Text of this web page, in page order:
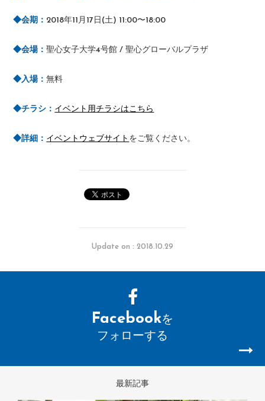
◆会期： 2018年11月17日(土) 11:00〜18:00
◆会場：聖心女子大学4号館 / 聖心グローバルプラザ
◆入場：無料
◆チラシ： イベント用チラシはこちら
◆詳細： イベントウェブサイト をご覧ください。
Update on : 2018.10.29
Facebookを
フォローする
最新記事